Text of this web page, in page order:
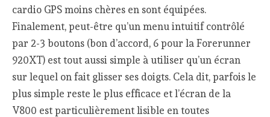
cardio GPS moins chères en sont équipées.
Finalement, peut-être qu’un menu intuitif contrôlé
par 2-3 boutons (bon d’accord, 6 pour la Forerunner
920XT) est tout aussi simple à utiliser qu’un écran
sur lequel on fait glisser ses doigts. Cela dit, parfois le
plus simple reste le plus efficace et l’écran de la
V800 est particulièrement lisible en toutes